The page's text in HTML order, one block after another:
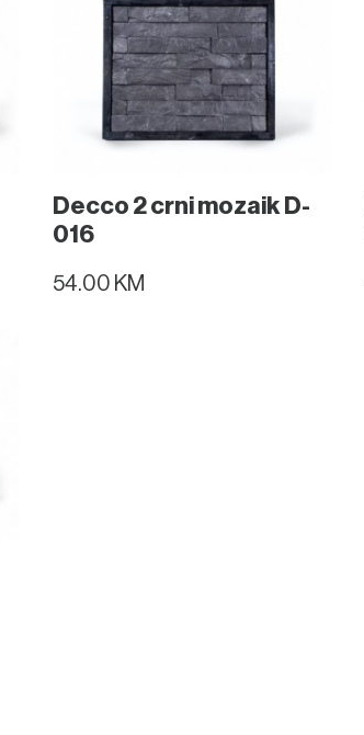
Decco 2 crni mozaik D-
016
54.00 KM